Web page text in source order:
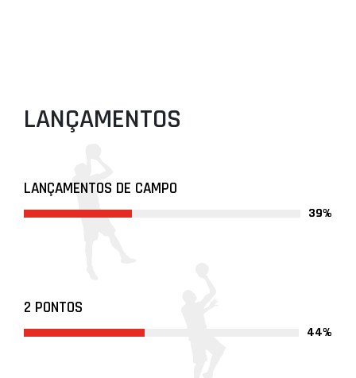
LANÇAMENTOS
LANÇAMENTOS DE CAMPO
39%
2 PONTOS
44%